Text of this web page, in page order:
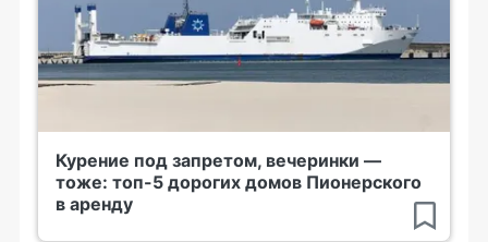
Курение под запретом, вечеринки —
тоже: топ-5 дорогих домов Пионерского
в аренду